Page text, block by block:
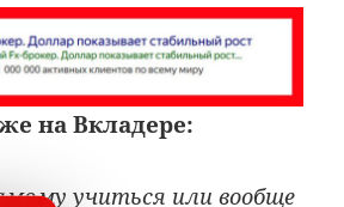
на Вкладере:
учиться или вообще